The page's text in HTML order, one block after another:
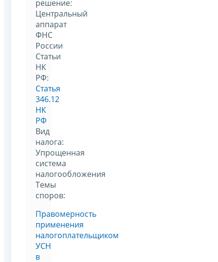
решение:
Центральный
аппарат
ФНС
России
Статьи
НК
РФ:
Статья
346.12
НК
РФ
Вид
налога:
Упрощенная
система
налогообложения
Темы
споров:
Правомерность
применения
налогоплательщиком
УСН
в